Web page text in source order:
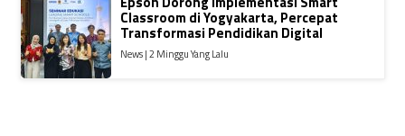
Classroom di Yogyakarta, Percepat
Transformasi Pendidikan Digital
News | 2 Minggu Yang Lalu